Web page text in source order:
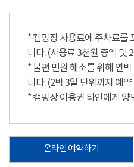
* 캠핑장 사용료에 주차료를
니다. (사용료 3천원 증액 및
* 불편 민원 해소를 위해 연
니다. (2박 3일 단위까지 예약
* 캠핑장 이용권 타인에게 양
온라인 예약하기